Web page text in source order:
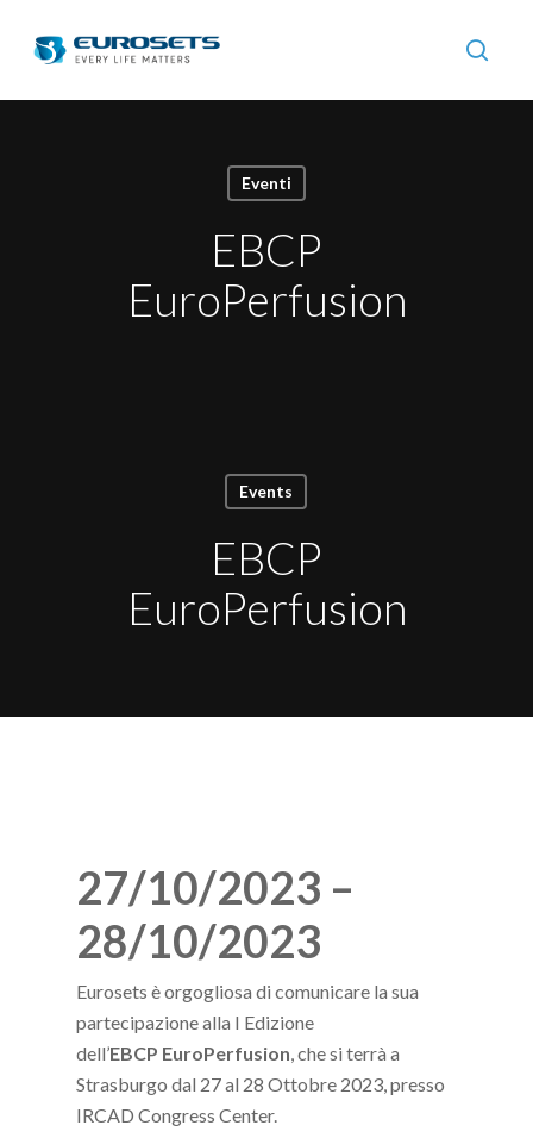
content
Eventi
EBCP
EuroPerfusion
Events
EBCP
EuroPerfusion
27/10/2023 –
28/10/2023
Eurosets è orgogliosa di comunicare la sua
partecipazione alla I Edizione
dell’EBCP EuroPerfusion, che si terrà a
Strasburgo dal 27 al 28 Ottobre 2023, presso
IRCAD Congress Center.